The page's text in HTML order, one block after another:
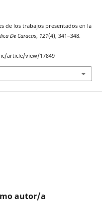
de los trabajos presentados en la
De Caracas, 121(4), 341–348.
article/view/17849
autor/a